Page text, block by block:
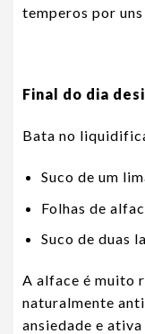
temperos por
Final do dia
Bata no
Suco de um
Folhas de
Suco de duas
A alface é muito
naturalmente
ansiedade e